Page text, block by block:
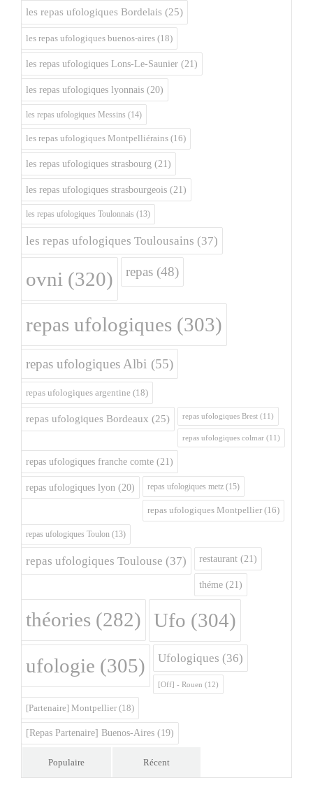
les repas ufologiques Bordelais (25)
les repas ufologiques buenos-aires (18)
les repas ufologiques Lons-Le-Saunier (21)
les repas ufologiques lyonnais (20)
les repas ufologiques Messins (14)
les repas ufologiques Montpelliérains (16)
les repas ufologiques strasbourg (21)
les repas ufologiques strasbourgeois (21)
les repas ufologiques Toulonnais (13)
les repas ufologiques Toulousains (37)
ovni (320) repas (48)
repas ufologiques (303)
repas ufologiques Albi (55)
repas ufologiques argentine (18)
repas ufologiques Bordeaux (25) repas ufologiques Brest (11)
repas ufologiques colmar (11)
repas ufologiques franche comte (21)
repas ufologiques lyon (20) repas ufologiques metz (15)
repas ufologiques Montpellier (16)
repas ufologiques Toulon (13)
repas ufologiques Toulouse (37) restaurant (21)
théme (21)
théories (282) Ufo (304)
ufologie (305) Ufologiques (36)
[Off] - Rouen (12)
[Partenaire] Montpellier (18)
[Repas Partenaire] Buenos-Aires (19)
Populaire Récent